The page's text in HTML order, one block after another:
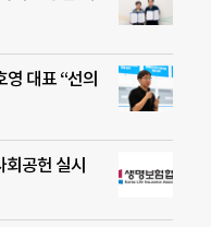
대표 “선의
회공헌 실시